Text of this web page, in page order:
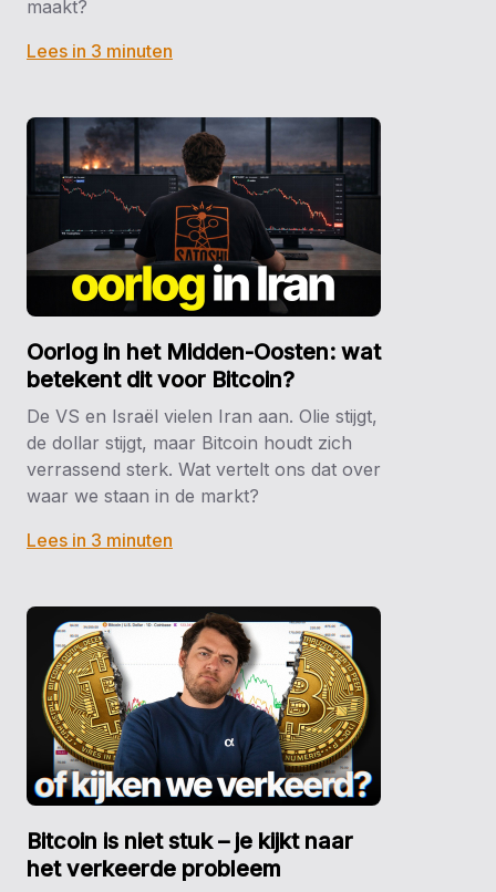
maakt?
Lees in 3 minuten
Oorlog in het Midden-Oosten: wat
betekent dit voor Bitcoin?
De VS en Israël vielen Iran aan. Olie stijgt,
de dollar stijgt, maar Bitcoin houdt zich
verrassend sterk. Wat vertelt ons dat over
waar we staan in de markt?
Lees in 3 minuten
Bitcoin is niet stuk – je kijkt naar
het verkeerde probleem